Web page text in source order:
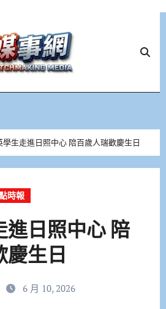
學生走進日照中心 陪百歲人瑞歡慶生日
時報
進日照中心 陪
慶生日
6 月 10, 2026